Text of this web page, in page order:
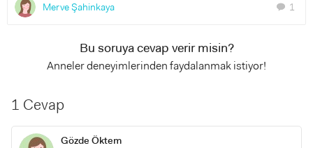
Merve Şahinkaya chat 1
Bu soruya cevap verir misin?
Anneler deneyimlerinden faydalanmak istiyor!
1 Cevap
Gözde Öktem